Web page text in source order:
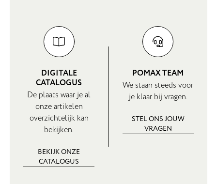
DIGITALE
CATALOGUS
De plaats waar je al
onze artikelen
overzichtelijk kan
bekijken.
BEKIJK ONZE
CATALOGUS
POMAX TEAM
We staan steeds voor
je klaar bij vragen.
STEL ONS JOUW
VRAGEN